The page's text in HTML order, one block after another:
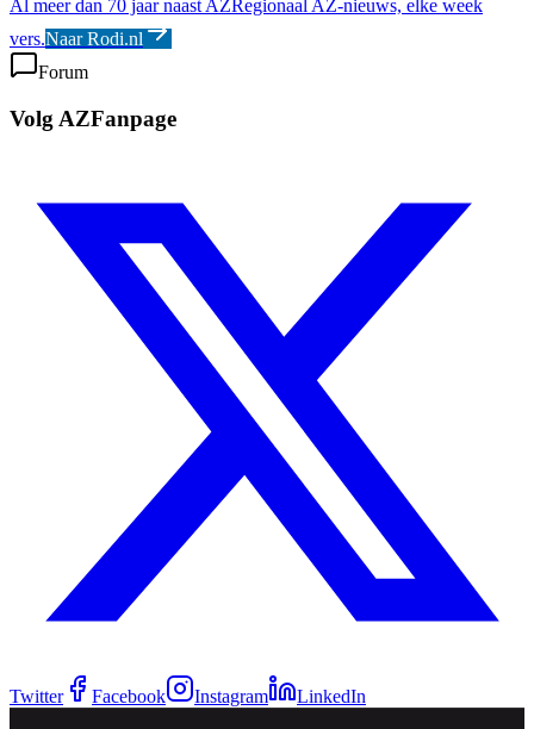
Al meer dan 70 jaar naast AZ Regionaal AZ-nieuws, elke week
vers.Naar Rodi.nl
Forum
Volg AZFanpage
Twitter Facebook Instagram LinkedIn